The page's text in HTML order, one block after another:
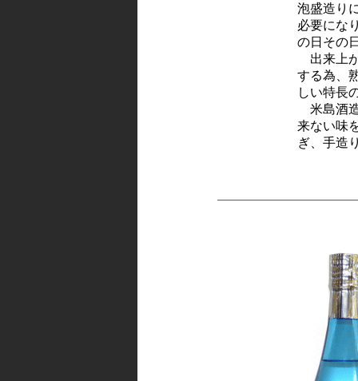
泡盛造り
必要にな
の日その
出来上
する為、
しい特長
米島酒
来ない味
ぎ、手造